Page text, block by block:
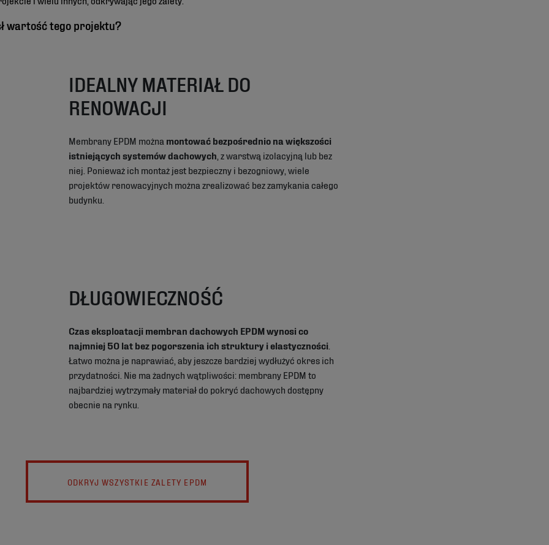
wartość tego projektu?
IDEALNY MATERIAŁ DO
RENOWACJI
Membrany EPDM można montować bezpośrednio na większości
istniejących systemów dachowych , z warstwą izolacyjną lub bez
niej. Ponieważ ich montaż jest bezpieczny i bezogniowy, wiele
projektów renowacyjnych można zrealizować bez zamykania całego
budynku.
DŁUGOWIECZNOŚĆ
Czas eksploatacji membran dachowych EPDM wynosi co
najmniej 50 lat bez pogorszenia ich struktury i elastyczności
Łatwo można je naprawiać, aby jeszcze bardziej wydłużyć okres ich
przydatności. Nie ma żadnych wątpliwości: membrany EPDM to
najbardziej wytrzymały materiał do pokryć dachowych dostępny
obecnie na rynku.
ODKRYJ WSZYSTKIE ZALETY EPDM